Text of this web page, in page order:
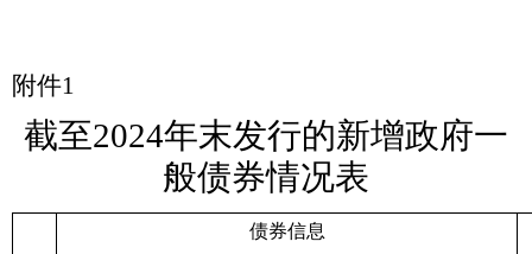
附件1
截至2024年末发行的新增政府一
般债券情况表
债券信息